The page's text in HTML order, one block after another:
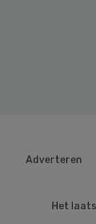
Adverteren
Het